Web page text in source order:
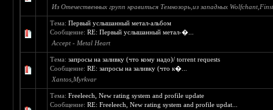
Из Отечественных групп нравиться Темнозорь,из западных
Тема:Первый услышанный метал-альбом
Сообщение:RE: Первый услышанный метал-�...
Accept - Metal Heart
Тема:запросы на заливку (что кому надо)/ torrent requests
Сообщение:RE: запросы на заливку (что к�...
Xantos,Myrkvar
Тема:Freeleech, New rating system and profile update
Сообщение:RE: Freeleech, New rating system and profile updat...